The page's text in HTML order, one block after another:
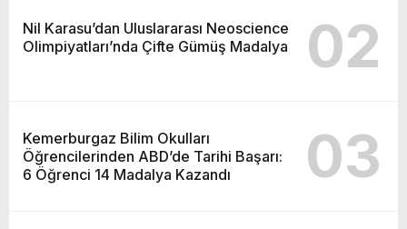
Nil Karasu’dan Uluslararası Neoscience
Olimpiyatları’nda Çifte Gümüş Madalya
02
Kemerburgaz Bilim Okulları
Öğrencilerinden ABD’de Tarihi Başarı:
6 Öğrenci 14 Madalya Kazandı
03